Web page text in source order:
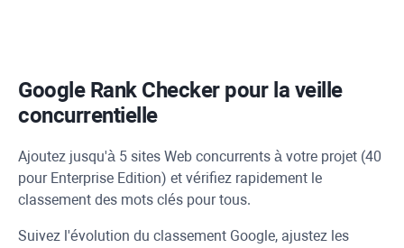
Google Rank Checkerpour la veille
concurrentielle
Ajoutez jusqu'à 5 sites Web concurrents à votre projet (40
pour Enterprise Edition) et vérifiez rapidement le
classement des mots clés pour tous.
Suivez l'évolution du classement Google, ajustez les